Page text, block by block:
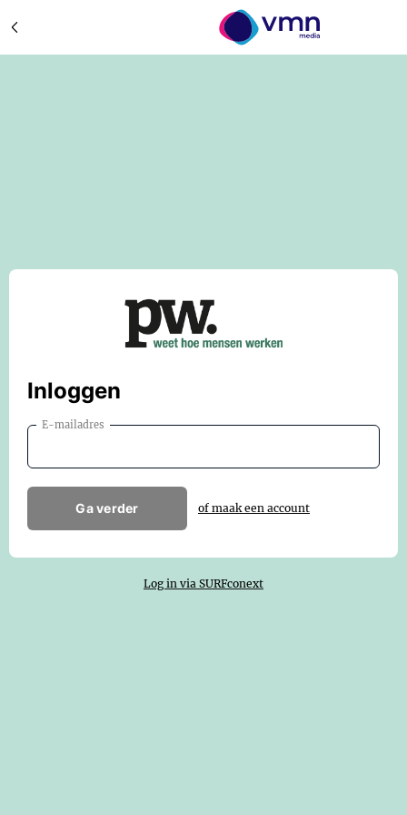
Inloggen
E-mailadres
Ga verder of maak een account
Log in via SURFconext